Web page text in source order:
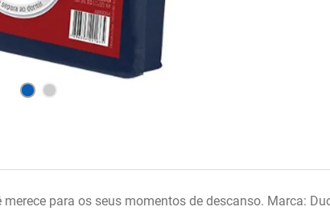
para os seus momentos de descanso. Marca: